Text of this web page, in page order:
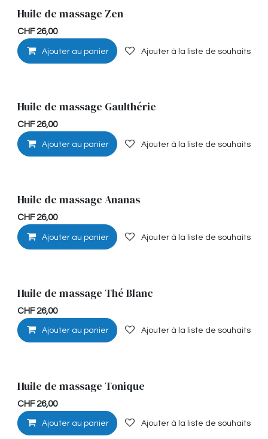
Détente
Huile de massage Zen
CHF 26,00
Ajouter au panier Ajouter à la liste de souhaits
Musculaire
Huile de massage Gaulthérie
CHF 26,00
Ajouter au panier Ajouter à la liste de souhaits
Huile de massage Ananas
CHF 26,00
Ajouter au panier Ajouter à la liste de souhaits
Huile de massage Thé Blanc
CHF 26,00
Ajouter au panier Ajouter à la liste de souhaits
Stimulante
Huile de massage Tonique
CHF 26,00
Ajouter au panier Ajouter à la liste de souhaits